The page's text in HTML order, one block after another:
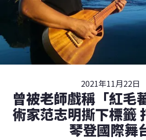
2021年11月22日
曾被老師戲稱「紅毛
術家范志明撕下標籤
琴登國際舞